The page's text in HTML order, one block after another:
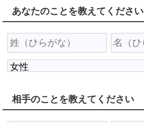
あなたのことを教えてください
相手のことを教えてください